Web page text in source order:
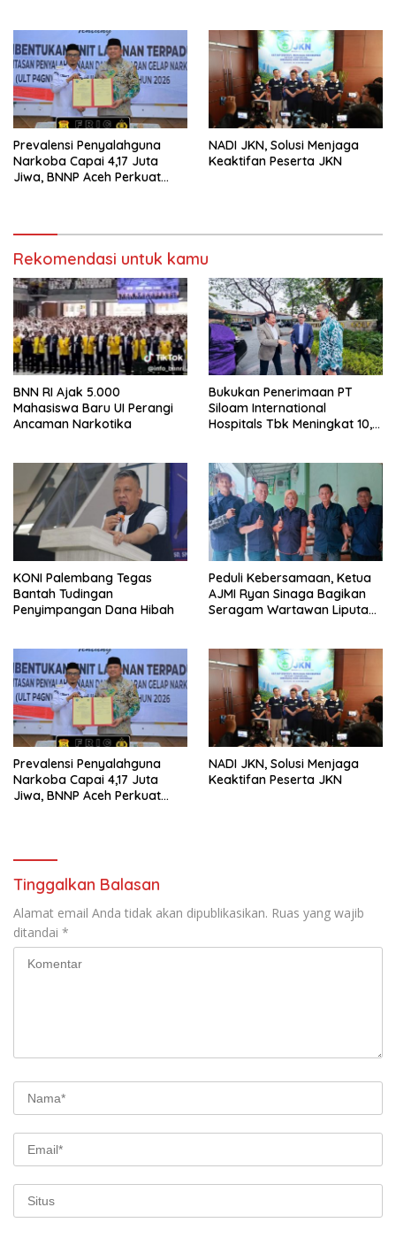
Prevalensi Penyalahguna
Narkoba Capai 4,17 Juta
Jiwa, BNNP Aceh Perkuat
NADI JKN, Solusi Menjaga
Keaktifan Peserta JKN
Rekomendasi untuk kamu
BNN RI Ajak 5.000
Mahasiswa Baru UI Perangi
Ancaman Narkotika
Bukukan Penerimaan PT
Siloam International
Hospitals Tbk Meningkat 10,6
Adaptif Hadapi Tekanan
Ekonomi Dunia
KONI Palembang Tegas
Bantah Tudingan
Penyimpangan Dana Hibah
Peduli Kebersamaan, Ketua
AJMI Ryan Sinaga Bagikan
Seragam Wartawan Liputan
Prevalensi Penyalahguna
Narkoba Capai 4,17 Juta
Jiwa, BNNP Aceh Perkuat
NADI JKN, Solusi Menjaga
Keaktifan Peserta JKN
Tinggalkan Balasan
Alamat email Anda tidak akan dipublikasikan. Ruas yang wajib
ditandai *